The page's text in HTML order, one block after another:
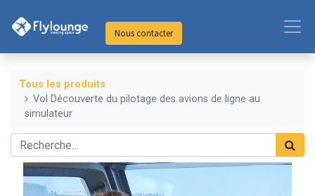
Nous contacter
Tous les produits
Vol Découverte du pilotage des avions de ligne au
simulateur